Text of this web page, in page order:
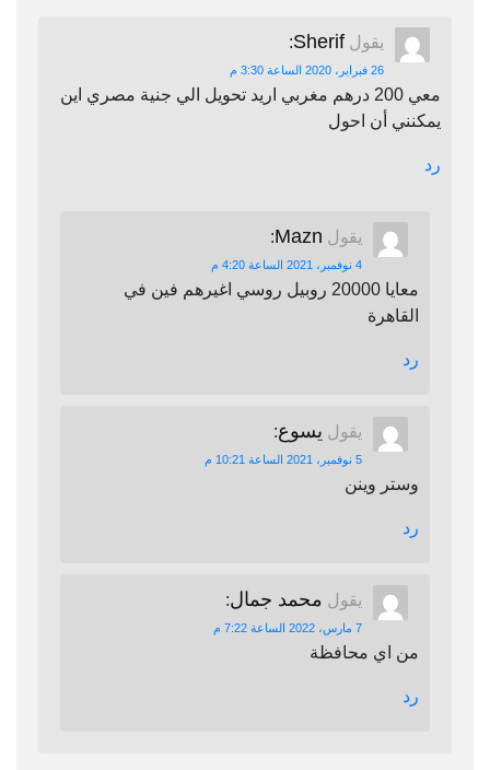
يقول Sherif
:
26 فبراير، 2020 الساعة 3:30 م
معي 200 درهم مغربي اريد تحويل الي جنية مصري اين
يمكنني أن احول
رد
يقول Mazn
:
4 نوفمبر، 2021 الساعة 4:20 م
معايا 20000 روبيل روسي اغيرهم فين في
القاهرة
رد
يقول يسوع:
5 نوفمبر، 2021 الساعة 10:21 م
وستر وينن
رد
يقول محمد جمال:
7 مارس، 2022 الساعة 7:22 م
من اي محافظة
رد